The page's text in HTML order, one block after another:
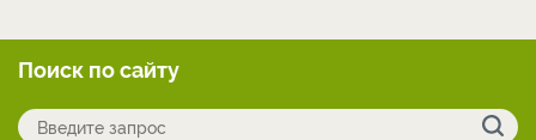
Поиск по сайту